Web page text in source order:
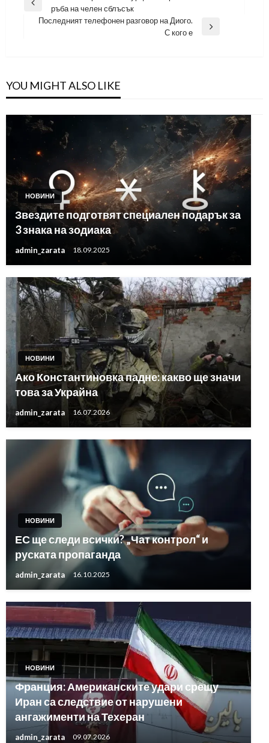
Previous
Post
ръба на челен сблъсък
Последният телефонен разговор на Диого.
С кого е
YOU MIGHT ALSO LIKE
НОВИНИ
Звездите подготвят специален подарък за
3 знака на зодиака
admin_zarata 18.09.2025
НОВИНИ
Ако Константиновка падне: какво ще значи
това за Украйна
admin_zarata 16.07.2026
НОВИНИ
ЕС ще следи всички? „Чат контрол“ и
руската пропаганда
admin_zarata 16.10.2025
НОВИНИ
Франция: Американските удари срещу
Иран са следствие от нарушени
ангажименти на Техеран
admin_zarata 09.07.2026